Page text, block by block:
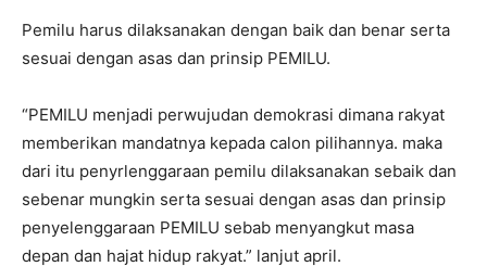
Pemilu harus dilaksanakan dengan baik dan benar serta
sesuai dengan asas dan prinsip PEMILU.
“PEMILU menjadi perwujudan demokrasi dimana rakyat
memberikan mandatnya kepada calon pilihannya. maka
dari itu penyrlenggaraan pemilu dilaksanakan sebaik dan
sebenar mungkin serta sesuai dengan asas dan prinsip
penyelenggaraan PEMILU sebab menyangkut masa
depan dan hajat hidup rakyat.” lanjut april.